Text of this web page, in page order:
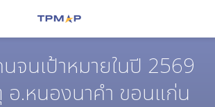
จนเป้าหมายในปี 2569
อ.หนองนาคำ ขอนแก่น